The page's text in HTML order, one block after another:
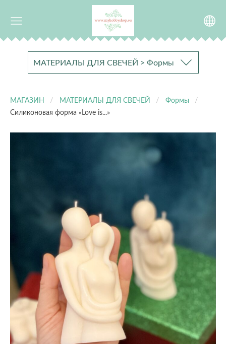
МАТЕРИАЛЫ ДЛЯ СВЕЧЕЙ > Формы
МАГАЗИН МАТЕРИАЛЫ ДЛЯ СВЕЧЕЙ
Формы
Силиконовая форма «Love is...»